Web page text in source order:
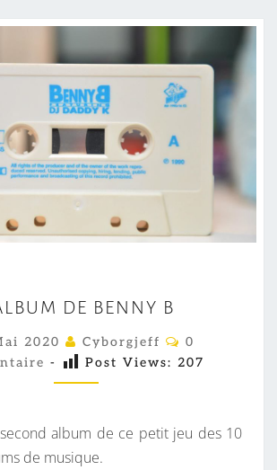
’
A
B
M
D
DE BENNY B
2020 Cyborgjeff
C
M
A
0
- Post Views: 207
album de ce petit jeu des 10
de musique.